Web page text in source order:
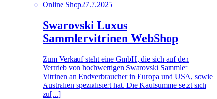
Online Shop27.7.2025
Swarovski Luxus
Sammlervitrinen WebShop
Zum Verkauf steht eine GmbH, die sich auf den
Vertrieb von hochwertigen Swarovski Sammler
Vitrinen an Endverbraucher in Europa und USA, sowie
Australien spezialisiert hat. Die Kaufsumme setzt sich
zu[...]